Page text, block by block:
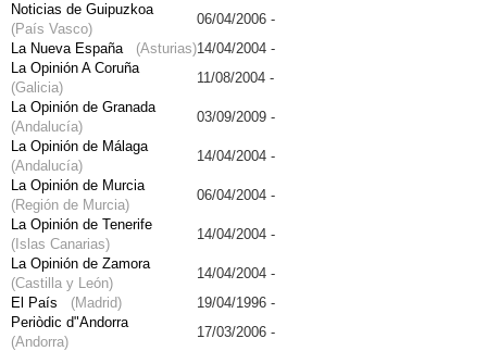
Noticias de Guipuzkoa
(País Vasco)
06/04/2006 -
La Nueva España (Asturias)14/04/2004 -
La Opinión A Coruña
(Galicia)
11/08/2004 -
La Opinión de Granada
(Andalucía)
03/09/2009 -
La Opinión de Málaga
(Andalucía)
14/04/2004 -
La Opinión de Murcia
(Región de Murcia)
06/04/2004 -
La Opinión de Tenerife
(Islas Canarias)
14/04/2004 -
La Opinión de Zamora
(Castilla y León)
14/04/2004 -
El País (Madrid)
19/04/1996 -
Periòdic d"Andorra
(Andorra)
17/03/2006 -